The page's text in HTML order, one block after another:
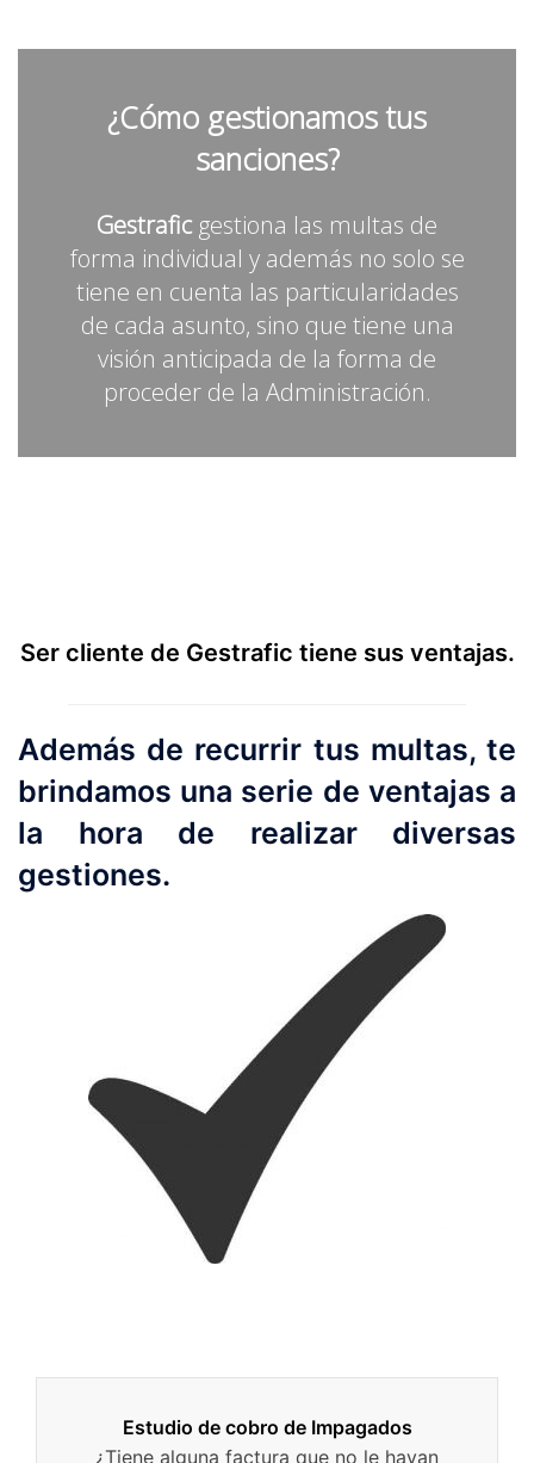
¿Cómo gestionamos tus
sanciones?
Gestrafic gestiona las multas de
forma individual y además no solo se
tiene en cuenta las particularidades
de cada asunto, sino que tiene una
visión anticipada de la forma de
proceder de la Administración.
Ser cliente de Gestrafic tiene sus ventajas.
Además de recurrir tus multas, te
brindamos una serie de ventajas a
la hora de realizar diversas
gestiones.
Estudio de cobro de Impagados
¿Tiene alguna factura que no le hayan